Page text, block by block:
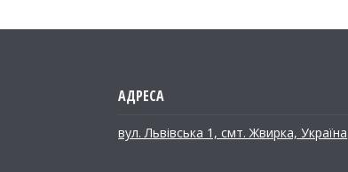
вул. Львівська 1, смт. Жвирка, Україна